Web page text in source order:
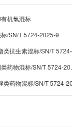
机氯混标
/SN/T 5724-2025-9
标准溶